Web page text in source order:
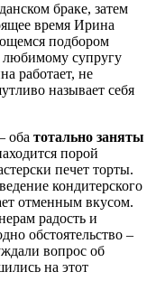
браке, затем
время Ирина
подбором
любимому супругу
работает, не
называет себя
оба тотально заняты
порой
печет торты.
кондитерского
отменным вкусом.
радость и
обстоятельство –
вопрос об
на этот